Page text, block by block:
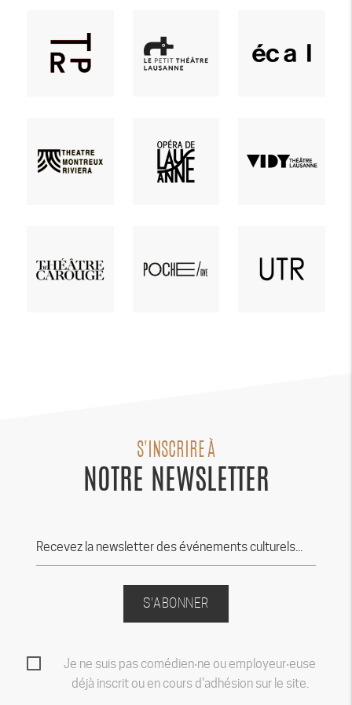
S'INSCRIRE À
NOTRE NEWSLETTER
S'ABONNER
Je ne suis pas comédien‧ne ou employeur‧euse
déjà inscrit ou en cours d'adhésion sur le site.